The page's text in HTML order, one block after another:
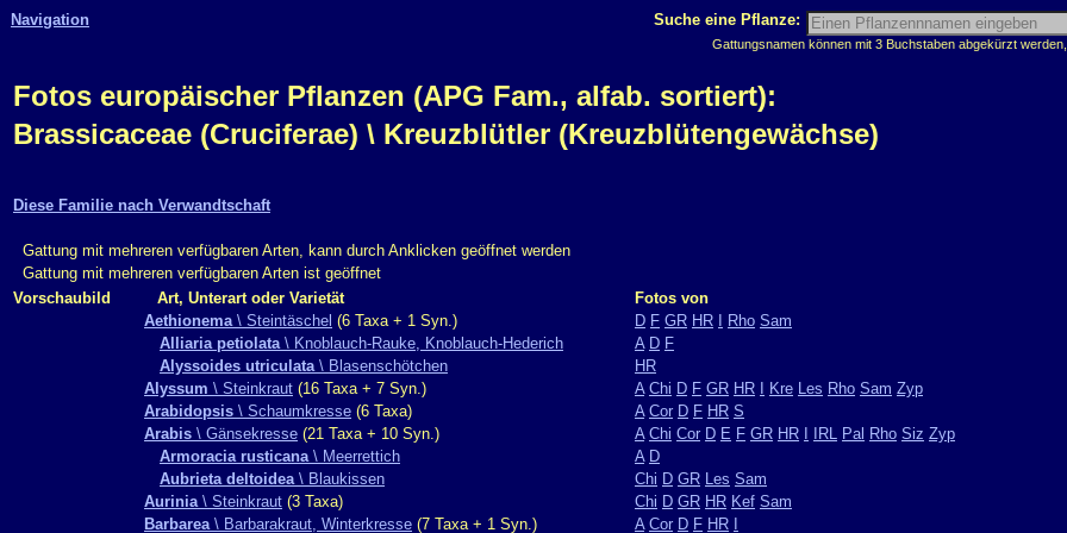
Navigation Suche eine Pflanze:
Gattungsnamen können mit 3 Buchstaben abgekürzt
Fotos europäischer Pflanzen (APG Fam., alfab. sortiert):
Brassicaceae (Cruciferae) \ Kreuzblütler (Kreuzblütengewächse)
Diese Familie nach Verwandtschaft
Gattung mit mehreren verfügbaren Arten, kann durch Anklicken geöffnet werden
Gattung mit mehreren verfügbaren Arten ist geöffnet
Vorschaubild
Art, Unterart oder Varietät
Fotos von
Aethionema\ Steintäschel (6 Taxa + 1 Syn.) D F GR HR Rho Sam
Alliaria petiolata\ Knoblauch-Rauke, Knoblauch-Hederich A D F
Alyssoides utriculata\ Blasenschötchen
HR
Alyssum \ Steinkraut (16 Taxa + 7 Syn.) A Chi D F GR HR Kre Les Rho Sam Zyp
Arabidopsis \ Schaumkresse (6 Taxa) A Cor D F HR S
Arabis \ Gänsekresse (21 Taxa + 10 Syn.) A Chi Cor D E F GR HR IRL Pal Rho Siz Zyp
Armoracia rusticana\ Meerrettich A D
Aubrieta deltoidea\ Blaukissen Chi D GR Les Sam
Aurinia\ Steinkraut (3 Taxa) Chi D GR HR Kef Sam
Barbarea\ Barbarakraut, Winterkresse (7 Taxa + 1 Syn.) A Cor D F HR